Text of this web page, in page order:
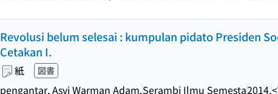
Revolusi belum selesai : kumpulan pidato Presiden
Cetakan I.
紙 図書
pengantar, Asvi Warman Adam.Serambi Ilmu Semesta2014.